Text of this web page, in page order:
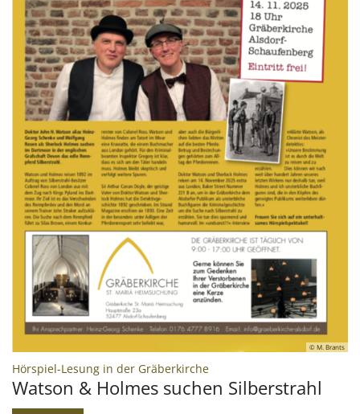
© M. Brants
Hörspiel-Lesung in der Gräberkirche:
Watson & Holmes suchen Silberstrahl